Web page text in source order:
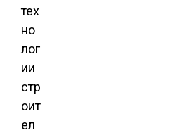
тех
но
лог
ии
стр
оит
ел